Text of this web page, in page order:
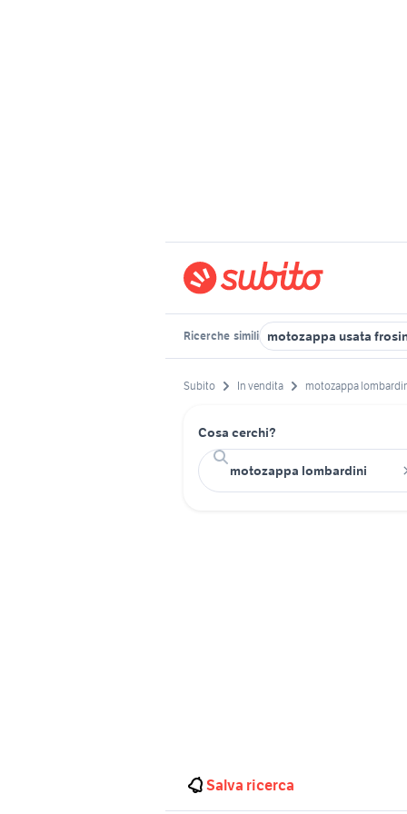
Ricerche simili motozappa usata
Subito In vendita motozappa
Cosa cerchi?
Salva ricerca